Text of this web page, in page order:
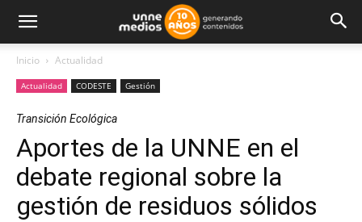
Inicio Actualidad
Actualidad CODESTE Gestión
Transición Ecológica
Aportes de la UNNE en el
debate regional sobre la
gestión de residuos sólidos